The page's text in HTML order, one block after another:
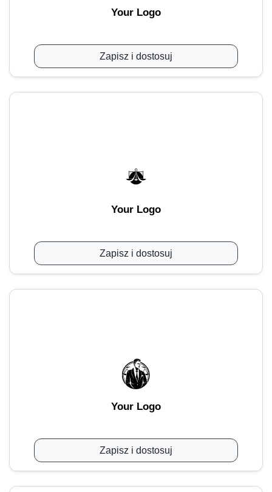
Your Logo
Zapisz i dostosuj
Your Logo
Zapisz i dostosuj
Your Logo
Zapisz i dostosuj